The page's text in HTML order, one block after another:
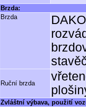
Brzda:
Brzda
Ruční brzda
Zvláštní výbava, použití